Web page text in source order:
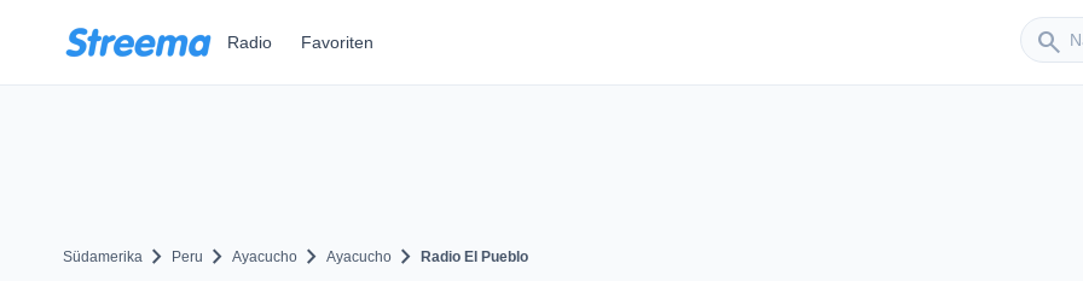
Radio Favoriten search
Südamerika chevron_right Peru chevron_right Ayacucho chevron_right Ayacucho chevron_right Radio El Pueblo